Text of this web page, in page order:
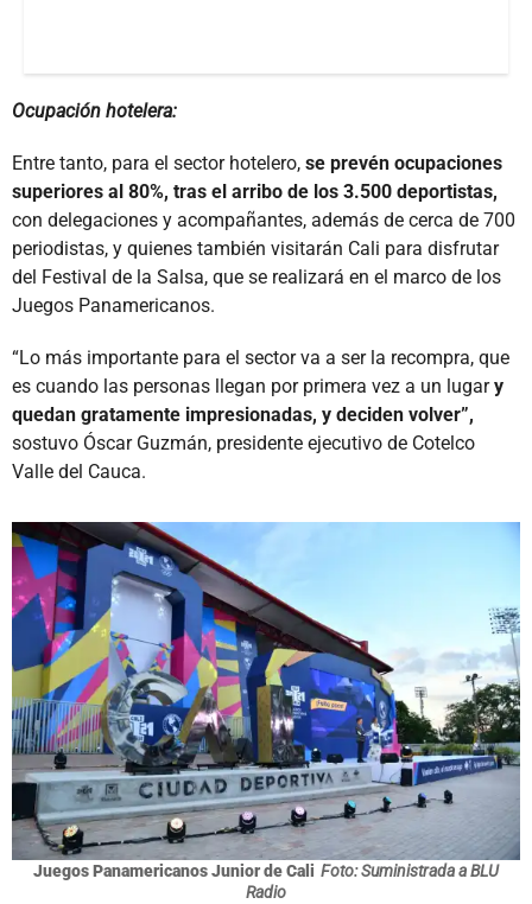
Ocupación hotelera:
Entre tanto, para el sector hotelero, se prevén ocupaciones
superiores al 80%, tras el arribo de los 3.500 deportistas,
con delegaciones y acompañantes, además de cerca de 700
periodistas, y quienes también visitarán Cali para disfrutar
del Festival de la Salsa, que se realizará en el marco de los
Juegos Panamericanos.
“Lo más importante para el sector va a ser la recompra, que
es cuando las personas llegan por primera vez a un lugary
quedan gratamente impresionadas, y deciden volver”,
sostuvo Óscar Guzmán, presidente ejecutivo de Cotelco
Valle del Cauca.
Juegos Panamericanos Junior de Cali Foto: Suministrada a BLU
Radio